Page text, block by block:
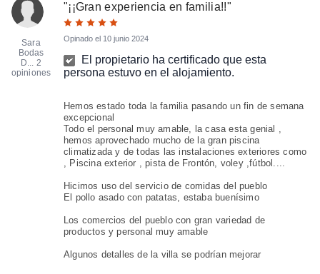
Sara
Bodas
D... 2
opiniones
"¡¡Gran experiencia en familia!!"
Opinado el 10 junio 2024
El propietario ha certificado que esta
persona estuvo en el alojamiento.
Hemos estado toda la familia pasando un fin de semana
excepcional
Todo el personal muy amable, la casa esta genial ,
hemos aprovechado mucho de la gran piscina
climatizada y de todas las instalaciones exteriores como
, Piscina exterior , pista de Frontón, voley ,fútbol....
Hicimos uso del servicio de comidas del pueblo
El pollo asado con patatas, estaba buenísimo
Los comercios del pueblo con gran variedad de
productos y personal muy amable
Algunos detalles de la villa se podrían mejorar